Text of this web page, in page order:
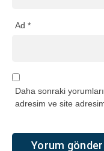
Ad *
Daha sonraki
adresim ve site